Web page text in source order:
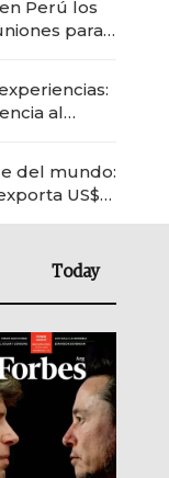
Perú los
para
al
del mundo:
US$
Today